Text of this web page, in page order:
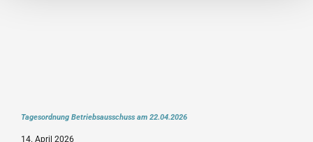
Tagesordnung Betriebsausschuss am 22.04.2026
14. April 2026